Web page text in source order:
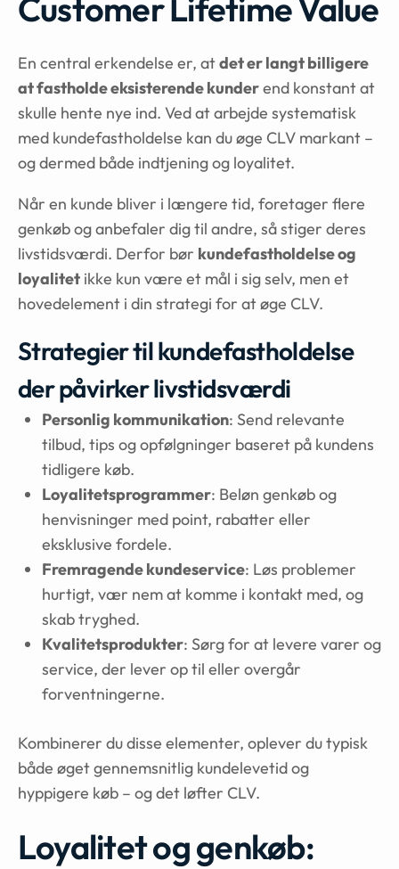
Customer Lifetime Value
En central erkendelse er, atdet er langt billigere
at fastholde eksisterende kunderend konstant at
skulle hente nye ind. Ved at arbejde systematisk
med kundefastholdelse kan du øge CLV markant –
og dermed både indtjening og loyalitet.
Når en kunde bliver i længere tid, foretager flere
genkøb og anbefaler dig til andre, så stiger deres
livstidsværdi. Derfor bør kundefastholdelse og
loyalitet ikke kun være et mål i sig selv, men et
hovedelement i din strategi for at øge CLV.
Strategier til kundefastholdelse
der påvirker livstidsværdi
Personlig kommunikation: Send relevante
tilbud, tips og opfølgninger baseret på kundens
tidligere køb.
Loyalitetsprogrammer: Beløn genkøb og
henvisninger med point, rabatter eller
eksklusive fordele.
Fremragende kundeservice: Løs problemer
hurtigt, vær nem at komme i kontakt med, og
skab tryghed.
Kvalitetsprodukter: Sørg for at levere varer og
service, der lever op til eller overgår
forventningerne.
Kombinerer du disse elementer, oplever du typisk
både øget gennemsnitlig kundelevetid og
hyppigere køb – og det løfter CLV.
Loyalitet og genkøb: